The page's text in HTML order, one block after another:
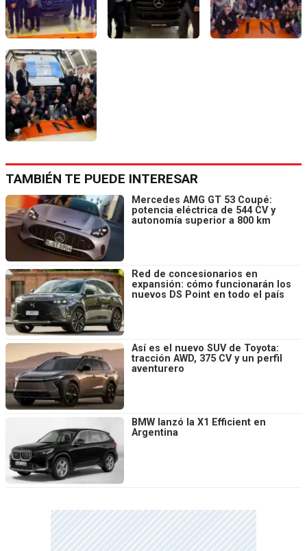
TAMBIÉN TE PUEDE INTERESAR
Mercedes AMG GT 53 Coupé:
potencia eléctrica de 544 CV y
autonomía superior a 800 km
Red de concesionarios en
expansión: cómo funcionarán los
nuevos DS Point en todo el país
Así es el nuevo SUV de Toyota:
tracción AWD, 375 CV y un perfil
aventurero
BMW lanzó la X1 Efficient en
Argentina